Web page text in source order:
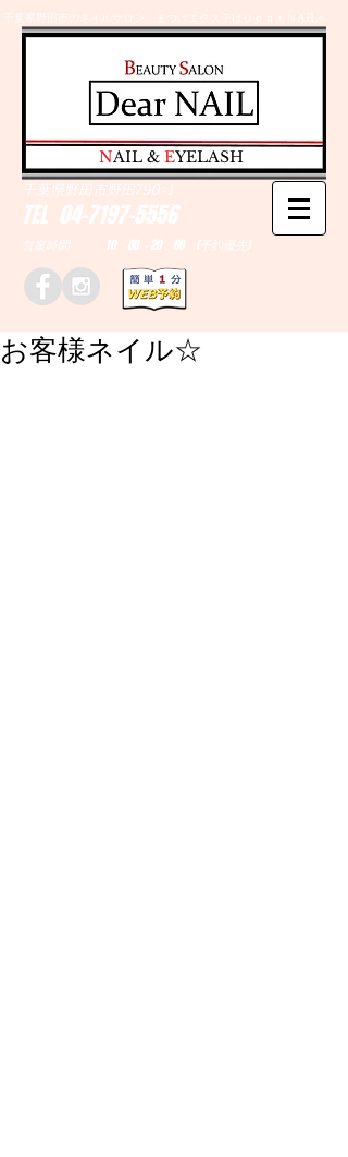
千葉県野田市のネイルサロン、まつげエクステはＤｅａｒＮAILへ
TEL 04-7197-5556
営業時間 10：00～20：00 (予約優先)
千葉県野田市野田790-1
​NAIL & EYELASH
お客様ネイル☆